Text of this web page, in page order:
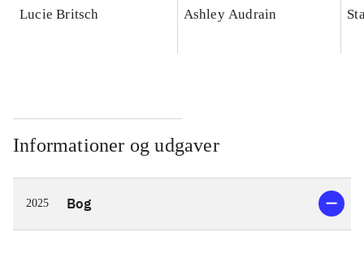
Lucie Britsch Ashley Audrain
Informationer og udgaver
2025 Bog